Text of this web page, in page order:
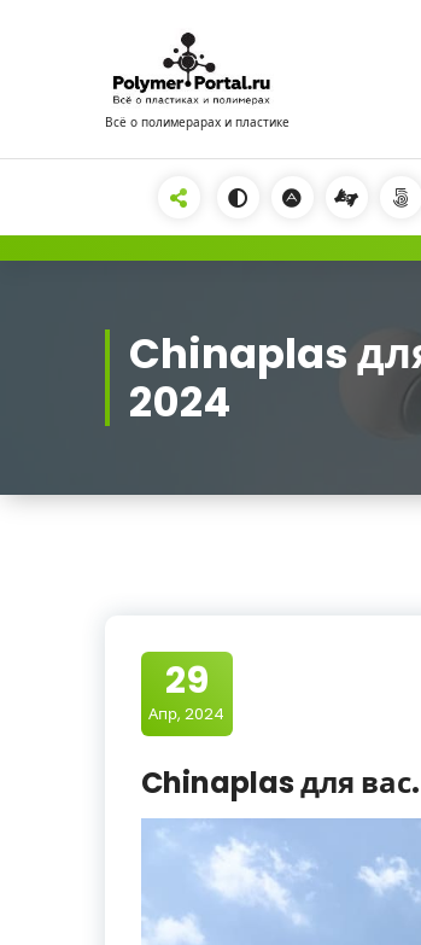
Всё о полимерарах и пластике
Chinaplas
2024
29
Апр, 2024
Chinaplas для